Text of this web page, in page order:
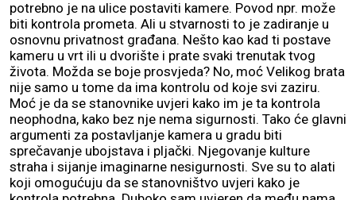
potrebno je na ulice postaviti kamere. Povod npr. može
biti kontrola prometa. Ali u stvarnosti to je zadiranje u
osnovnu privatnost građana. Nešto kao kad ti postave
kameru u vrt ili u dvorište i prate svaki trenutak tvog
života. Možda se boje prosvjeda? No, moć Velikog brata
nije samo u tome da ima kontrolu od koje svi zaziru.
Moć je da se stanovnike uvjeri kako im je ta kontrola
neophodna, kako bez nje nema sigurnosti. Tako će glavni
argumenti za postavljanje kamera u gradu biti
sprečavanje ubojstava i pljački. Njegovanje kulture
straha i sijanje imaginarne nesigurnosti. Sve su to alati
koji omogućuju da se stanovništvo uvjeri kako je